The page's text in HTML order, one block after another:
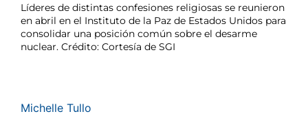
Líderes de distintas confesiones religiosas se reunieron
en abril en el Instituto de la Paz de Estados Unidos para
consolidar una posición común sobre el desarme
nuclear. Crédito: Cortesía de SGI
Michelle Tullo